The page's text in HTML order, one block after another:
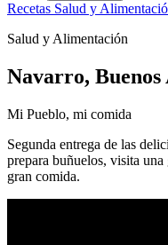
Recetas Salud y
Salud y Alimentación
Navarro, Buenos
Mi Pueblo, mi comida
Segunda entrega de las
prepara buñuelos, visita
gran comida.